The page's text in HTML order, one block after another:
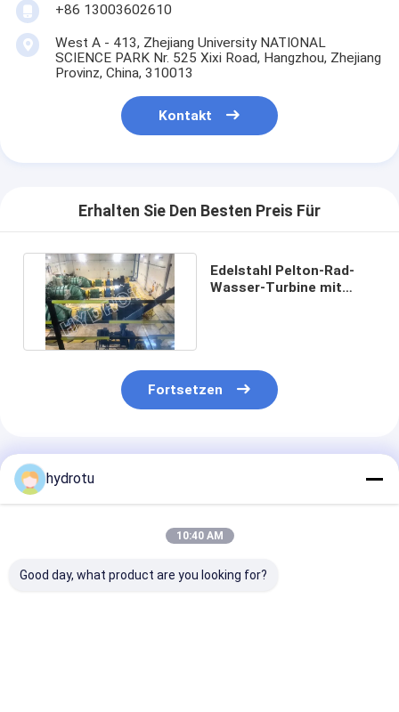
+86 13003602610
West A - 413, Zhejiang University NATIONAL
SCIENCE PARK Nr. 525 Xixi Road, Hangzhou, Zhejiang
Provinz, China, 310013
Kontakt
Erhalten Sie Den Besten Preis Für
Edelstahl Pelton-Rad-
Wasser-Turbine mit
Fortsetzen
Empfohlene Produkte
hydrotu
10:40 AM
Good day, what product are you looking for?